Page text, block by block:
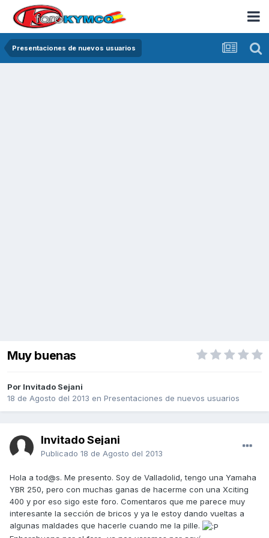
Presentaciones de nuevos usuarios
Muy buenas
Por Invitado Sejani
18 de Agosto del 2013 en Presentaciones de nuevos usuarios
Invitado Sejani
Publicado 18 de Agosto del 2013
Hola a tod@s. Me presento. Soy de Valladolid, tengo una Yamaha
YBR 250, pero con muchas ganas de hacerme con una Xciting
400 y por eso sigo este foro. Comentaros que me parece muy
interesante la sección de bricos y ya le estoy dando vueltas a
algunas maldades que hacerle cuando me la pille.